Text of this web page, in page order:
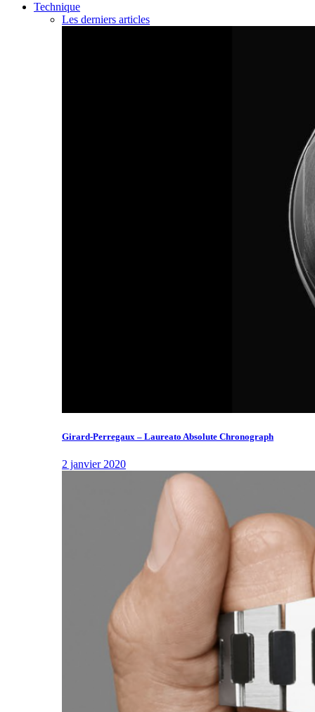
Technique
Les derniers articles
Girard-Perregaux – Laureato Absolute Chronograph
2 janvier 2020